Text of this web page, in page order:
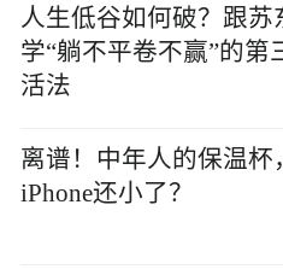
人生低谷如何破？跟苏
学“躺不平卷不赢”的第
活法
离谱！中年人的保温杯
iPhone还小了？